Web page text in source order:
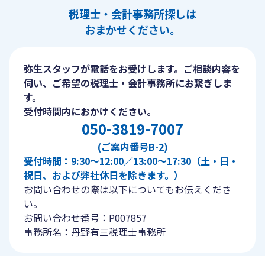
税理士・会計事務所探しは
おまかせください。
弥生スタッフが電話をお受けします。ご相談内容を
伺い、ご希望の税理士・会計事務所にお繋ぎしま
す。
受付時間内におかけください。
050-3819-7007
(ご案内番号B-2)
受付時間：9:30〜12:00／13:00〜17:30（土・日・
祝日、および弊社休日を除きます。）
お問い合わせの際は以下についてもお伝えくださ
い。
お問い合わせ番号：P007857
事務所名：丹野有三税理士事務所